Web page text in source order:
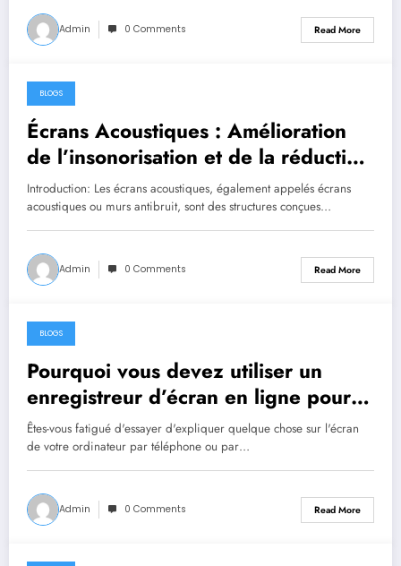
Admin 0 Comments Read More
June 9, 2023
BLOGS
Écrans Acoustiques : Amélioration
de l’insonorisation et de la réduction
du bruit
Introduction: Les écrans acoustiques, également appelés écrans
acoustiques ou murs antibruit, sont des structures conçues…
Admin 0 Comments Read More
May 17, 2023
BLOGS
Pourquoi vous devez utiliser un
enregistreur d’écran en ligne pour
Windows 10
Êtes-vous fatigué d'essayer d'expliquer quelque chose sur l'écran
de votre ordinateur par téléphone ou par…
Admin 0 Comments Read More